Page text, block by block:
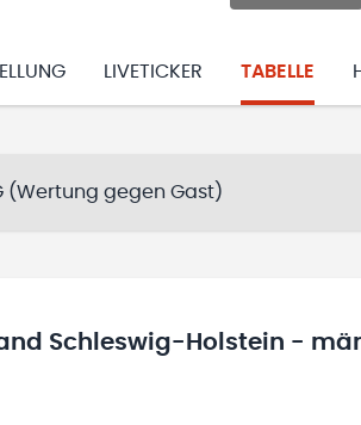
LIVETICKER TABELLE
(Wertung gegen Gast)
Schleswig-Holstein -